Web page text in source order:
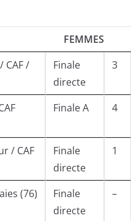
FEMMES
CAF /
Finale
directe
3
Finale A 4
/ CAF
Finale
directe
1
(76)
Finale
directe
–